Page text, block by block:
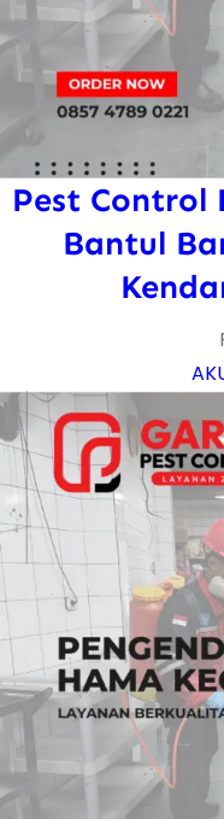
Pest Control
Bantul